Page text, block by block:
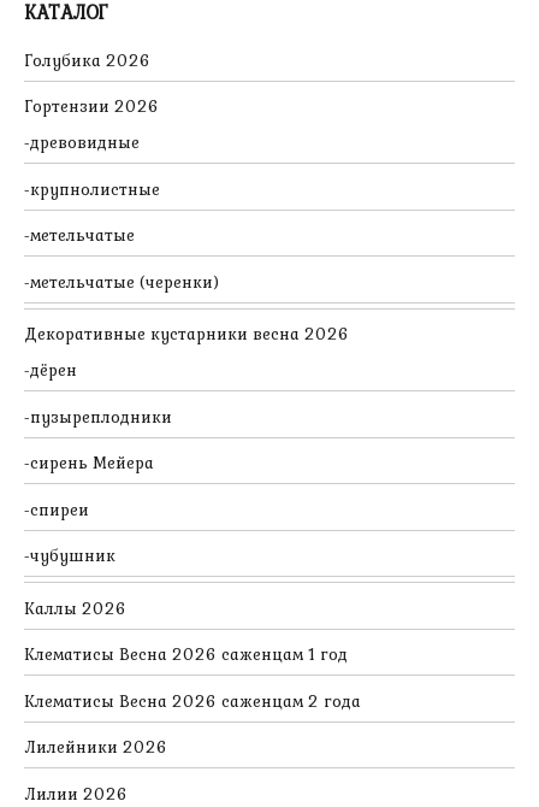
КАТАЛОГ
Голубика 2026
Гортензии 2026
древовидные
крупнолистные
метельчатые
метельчатые (черенки)
Декоративные кустарники весна 2026
дёрен
пузыреплодники
сирень Мейера
спиреи
чубушник
Каллы 2026
Клематисы Весна 2026 саженцам 1 год
Клематисы Весна 2026 саженцам 2 года
Лилейники 2026
Лилии 2026